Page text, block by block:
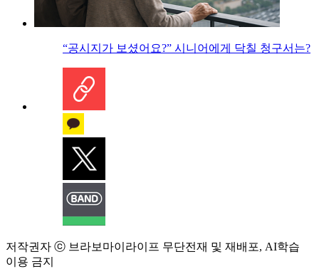
“공시지가 보셨어요?” 시니어에게 닥칠 청구서는?
저작권자 ⓒ 브라보마이라이프 무단전재 및 재배포, AI학습
이용 금지